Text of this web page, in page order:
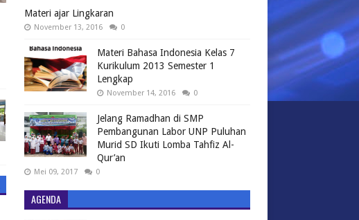
Materi ajar Lingkaran
November 13, 2016 0
Materi Bahasa Indonesia Kelas 7
Kurikulum 2013 Semester 1
Lengkap
November 14, 2016 0
Jelang Ramadhan di SMP
Pembangunan Labor UNP Puluhan
Murid SD Ikuti Lomba Tahfiz Al-
Qur’an
Mei 09, 2017 0
AGENDA